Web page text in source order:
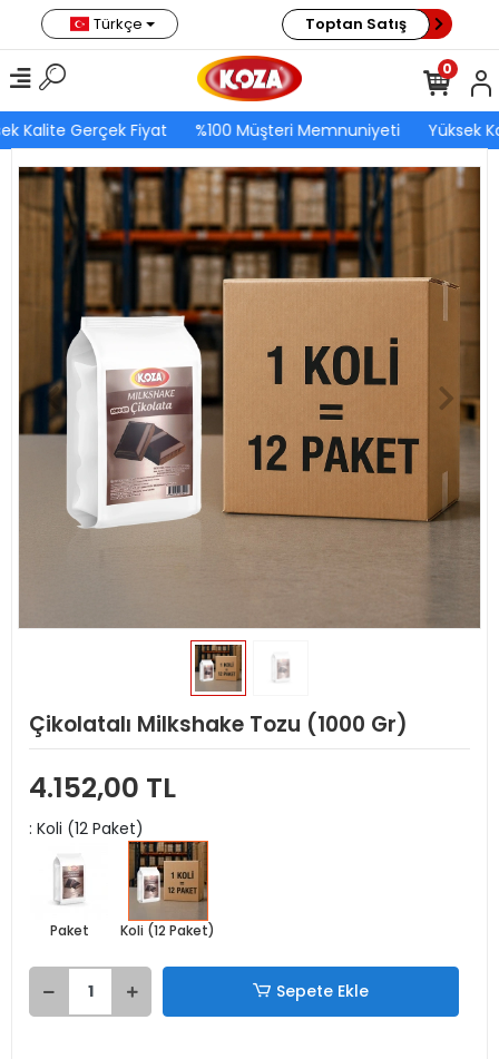
Kalite Gerçek Fiyat %100 Müşteri Memnuniyeti Yüksek
Türkçe Toptan Satış
0
Çikolatalı Milkshake Tozu (1000 Gr)
4.152,00 TL
: Koli (12 Paket)
Paket Koli (12 Paket)
Sepete Ekle